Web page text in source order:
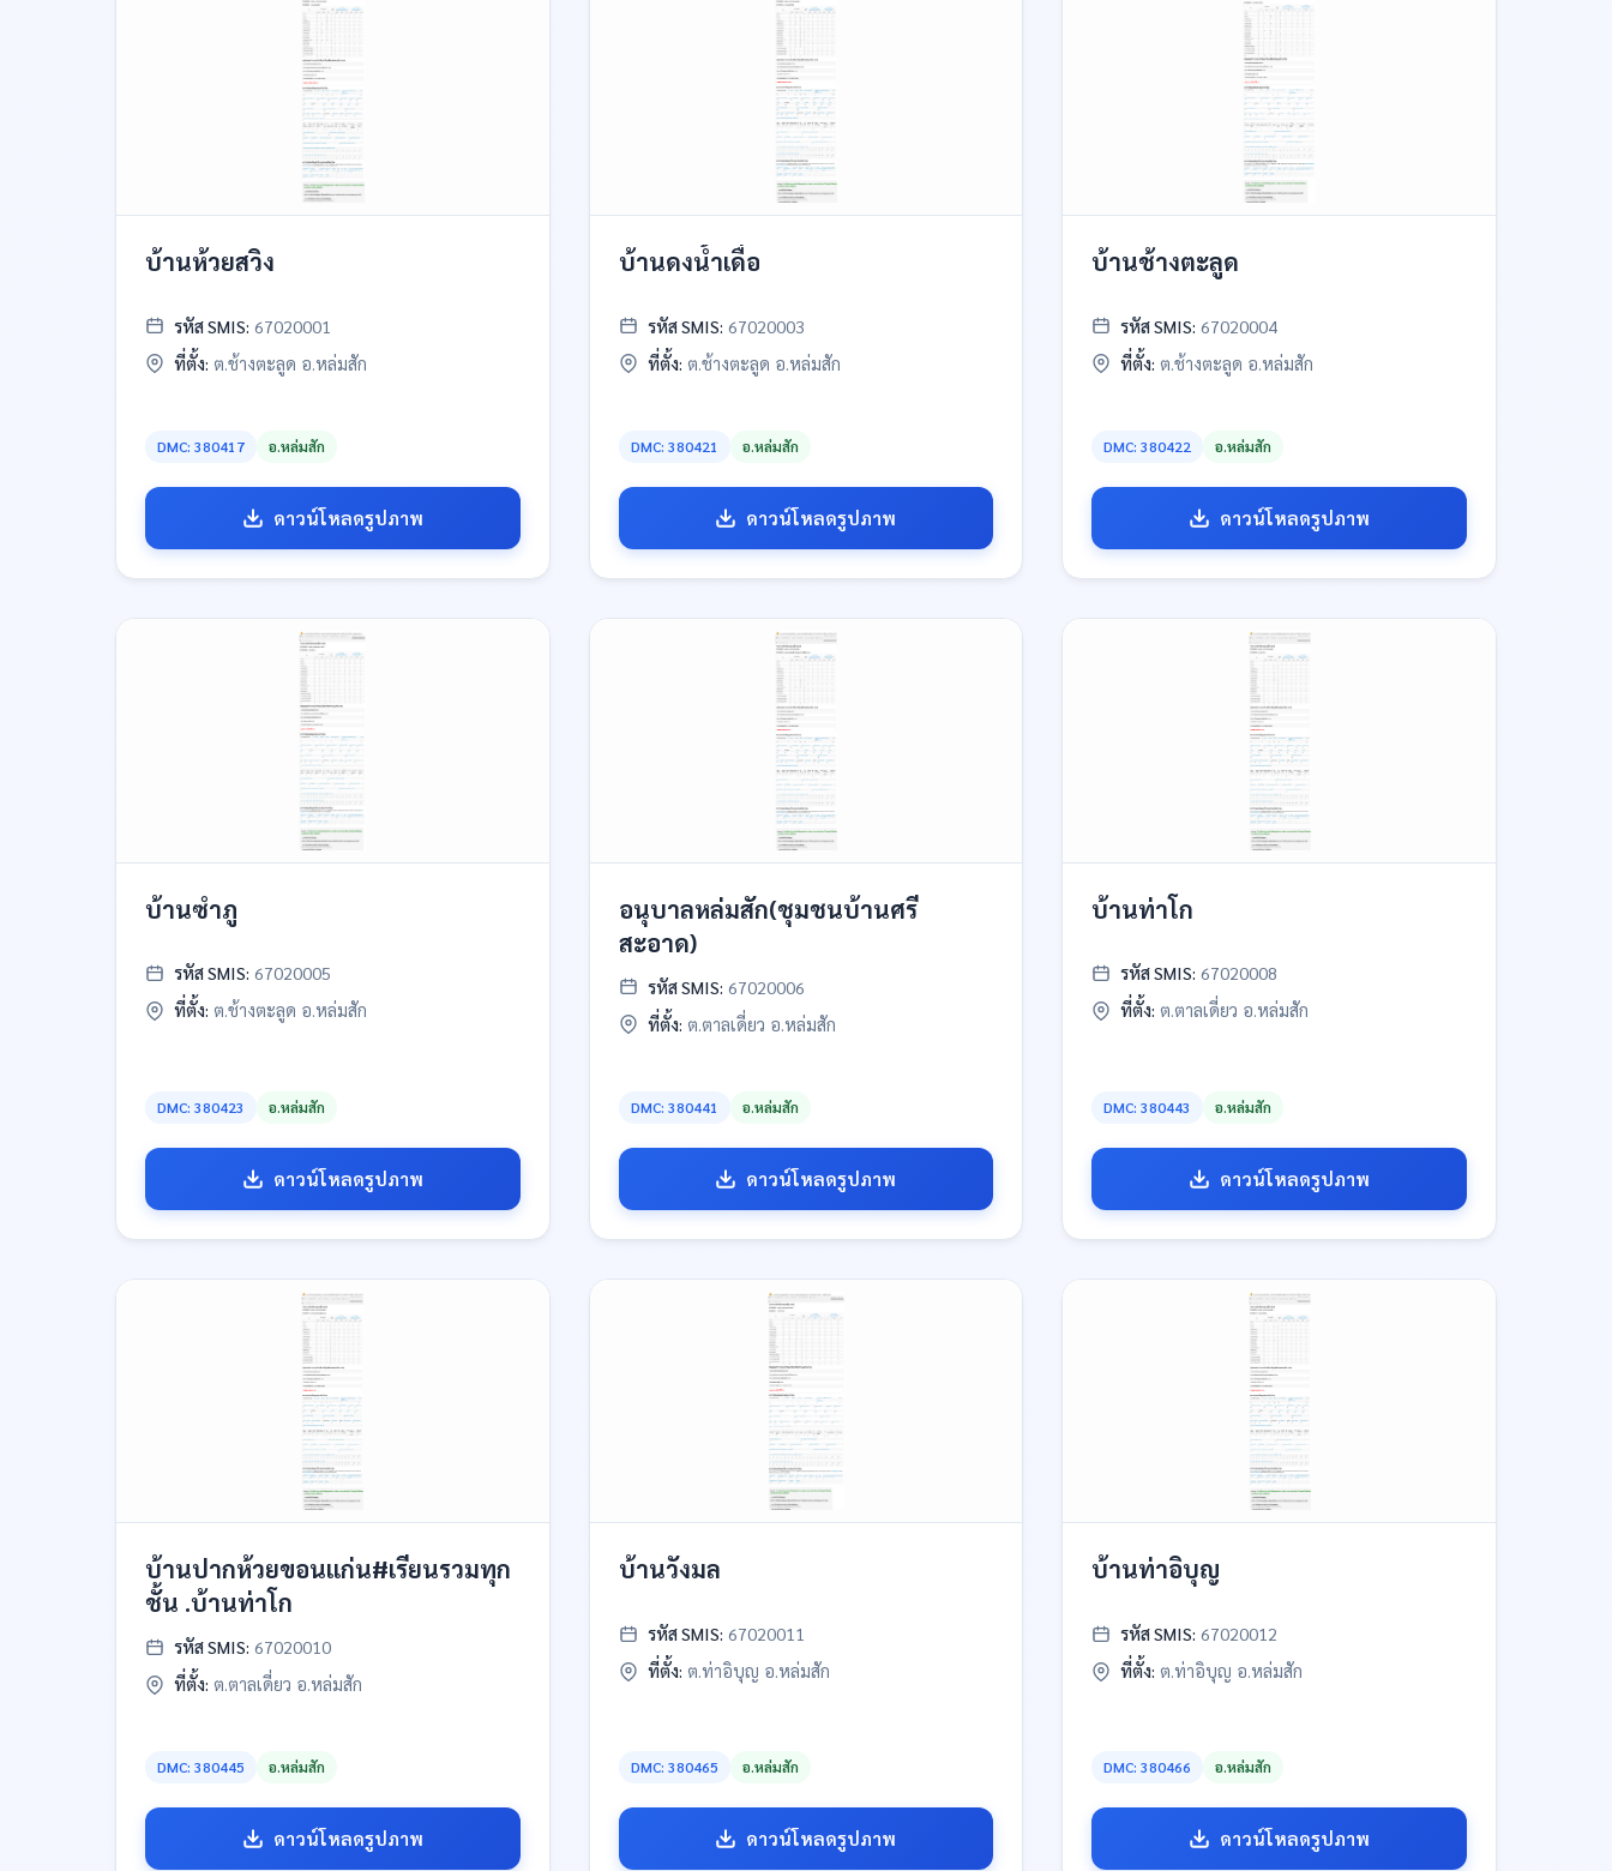
บ้านห้วยสวิง
รหัส SMIS: 67020001
ที่ตั้ง: ต.ช้างตะลูด อ.หล่มสัก
DMC: 380417 อ.หล่มสัก
ดาวน์โหลดรูปภาพ
บ้านดงน้ำเดื่อ
รหัส SMIS: 67020003
ที่ตั้ง: ต.ช้างตะลูด อ.หล่มสัก
DMC: 380421 อ.หล่มสัก
ดาวน์โหลดรูปภาพ
บ้านช้างตะลูด
รหัส SMIS: 67020004
ที่ตั้ง: ต.ช้างตะลูด อ.หล่มสัก
DMC: 380422 อ.หล่มสัก
ดาวน์โหลดรูปภาพ
บ้านซำภู
รหัส SMIS: 67020005
ที่ตั้ง: ต.ช้างตะลูด อ.หล่มสัก
DMC: 380423 อ.หล่มสัก
ดาวน์โหลดรูปภาพ
อนุบาลหล่มสัก(ชุมชนบ้านศรี
สะอาด)
รหัส SMIS: 67020006
ที่ตั้ง: ต.ตาลเดี่ยว อ.หล่มสัก
DMC: 380441 อ.หล่มสัก
ดาวน์โหลดรูปภาพ
บ้านท่าโก
รหัส SMIS: 67020008
ที่ตั้ง: ต.ตาลเดี่ยว อ.หล่มสัก
DMC: 380443 อ.หล่มสัก
ดาวน์โหลดรูปภาพ
บ้านปากห้วยขอนแก่น#เรียนรวมทุก
ชั้น .บ้านท่าโก
รหัส SMIS: 67020010
ที่ตั้ง: ต.ตาลเดี่ยว อ.หล่มสัก
DMC: 380445 อ.หล่มสัก
ดาวน์โหลดรูปภาพ
บ้านวังมล
รหัส SMIS: 67020011
ที่ตั้ง: ต.ท่าอิบุญ อ.หล่มสัก
DMC: 380465 อ.หล่มสัก
ดาวน์โหลดรูปภาพ
บ้านท่าอิบุญ
รหัส SMIS: 67020012
ที่ตั้ง: ต.ท่าอิบุญ อ.หล่มสัก
DMC: 380466 อ.หล่มสัก
ดาวน์โหลดรูปภาพ